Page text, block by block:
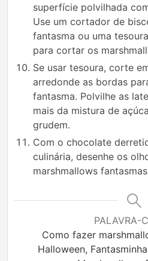
superfície polvilhada
Use um cortador de
fantasma ou uma
para cortar os
Se usar tesoura, corte
arredonde as bordas
fantasma. Polvilhe as
mais da mistura de
grudem.
Com o chocolate
culinária, desenhe os
marshmallows
PALAVRA-
Como fazer
Halloween,